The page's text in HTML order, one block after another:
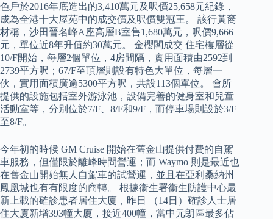
色戶於2016年底造出的3,410萬元及呎價25,658元紀錄，
成為全港十大屋苑中的成交價及呎價雙冠王。 該行黃裔
材稱，沙田晉名峰A座高層B室售1,680萬元，呎價9,666
元，單位近8年升值約30萬元。 金櫻閣成交 住宅樓層從
10/F開始，每層2個單位，4房間隔，實用面積由2592到
2739平方呎；67/F至頂層則設有特色大單位，每層一
伙，實用面積廣逾5300平方呎，共設113個單位。 會所
提供的設施包括室外游泳池，設備完善的健身室和兒童
活動室等，分別位於7/F、8/F和9/F，而停車場則設於3/F
至8/F。
今年初的時候 GM Cruise 開始在舊金山提供付費的自駕
車服務，但僅限於離峰時間營運；而 Waymo 則是最近也
在舊金山開始無人自駕車的試營運，並且在亞利桑納州
鳳凰城也有有限度的商轉。 根據衞生署衞生防護中心最
新上載的確診患者居住大廈，昨日 （14日）確診人士居
住大廈新增393幢大廈，接近400幢，當中元朗區最多佔